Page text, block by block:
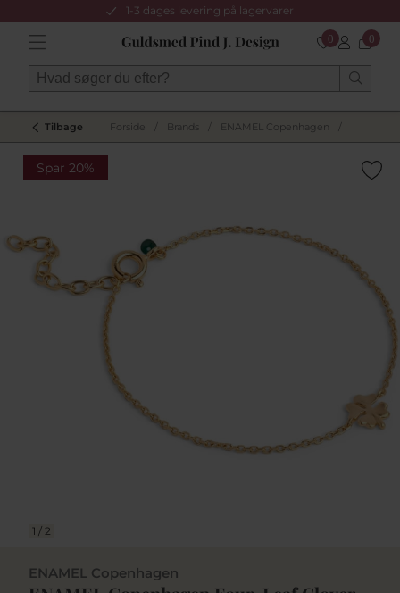
1-3 dages levering på lagervarer
0 0
Tilbage Forside Brands ENAMEL Copenhagen
Spar 20%
1 / 2
ENAMEL Copenhagen